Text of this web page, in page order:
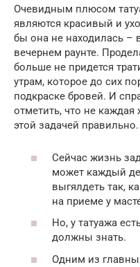
Очевидным плюсом
являются красивый и
бы она не находилась –
вечернем раунте.
больше не придется
утрам, которое до сих
подкраске бровей. И
отметить, что не
этой задачей правильно.
Сейчас жизнь
может каждый
выгялдеть так,
на приеме у
Но, у татуажа
должны знать.
Одним из